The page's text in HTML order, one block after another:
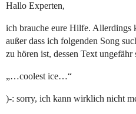
Hallo Experten,
ich brauche eure Hilfe. Allerdings
außer dass ich folgenden Song
zu hören ist, dessen Text ungefähr
„…coolest ice…“
)-: sorry, ich kann wirklich nicht